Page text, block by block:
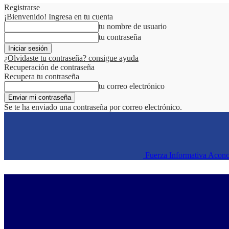
Registrarse
¡Bienvenido! Ingresa en tu cuenta
tu nombre de usuario
tu contraseña
¿Olvidaste tu contraseña? consigue ayuda
Recuperación de contraseña
Recupera tu contraseña
tu correo electrónico
Se te ha enviado una contraseña por correo electrónico.
Fuerza Informativa